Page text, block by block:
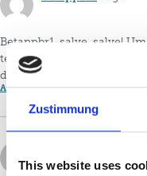
Zustimmung
This website uses
Betappbr1, salve, salve!
ter no celular e dar seus
de opções. Baixa lá:
Antworten